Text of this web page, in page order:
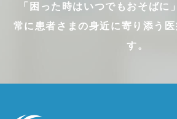
「困った時はいつでもおそばに
常に患者さまの身近に寄り添う
す。